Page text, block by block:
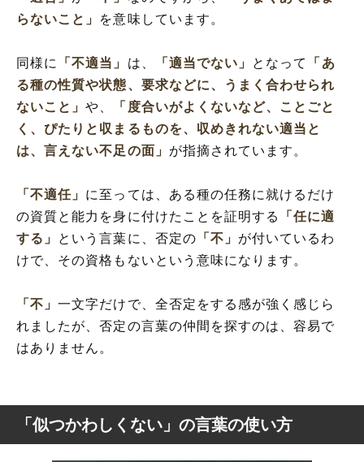
らないこと」 を意味しています。
同様に 「不適当」 は、 「適当でない」 となって
「あ
る種の性質や状態、要求などに、うまく合わせられ
ないこと」や、
「度合いがよくないなど、ことごと
く、ぴたりと収まるものを、収めきれない適当と
は、言えない不足の面」 が指摘されています。
「不適任」 に至っては、ある種の任務に就けるだけ
の資質と能力を身に付けたことを証明する
「任に適
する」
という言葉に、否定の 「不」 が付いているわ
けで、その資格もないという意味になります。
「不」一文字だけで、全否定をする感が強く感じら
れましたが、否定の言葉の仲間を探すのは、容易で
はありません。
「似つかわしくない」の言葉の使い方